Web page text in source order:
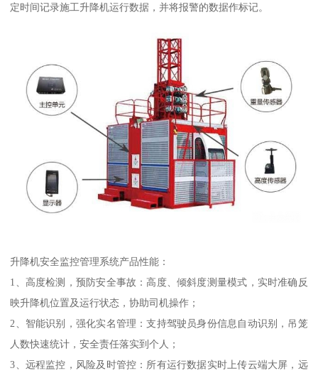
定时间记录施工升降机运行数据，并将报警的数据作标记。
升降机安全监控管理系统产品性能：
1、高度检测，预防安全事故：高度、倾斜度测量模式，实时准确反
映升降机位置及运行状态，协助司机操作；
2、智能识别，强化实名管理：支持驾驶员身份信息自动识别，吊笼
人数快速统计，安全责任落实到个人；
3、远程监控，风险及时管控：所有运行数据实时上传云端大屏，远